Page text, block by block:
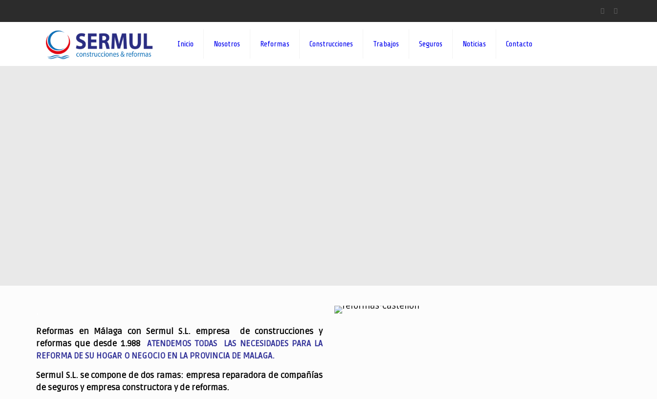
Inicio Nosotros Reformas Construcciones Trabajos Seguros Noticias Contacto
Reformas en Málaga con Sermul S.L. empresa de construcciones y
reformas que desde 1.988 ATENDEMOS TODAS LAS NECESIDADES PARA LA
REFORMA DE SU HOGAR O NEGOCIO EN LA PROVINCIA DE MALAGA.
Sermul S.L. se compone de dos ramas: empresa reparadora de compañías
de seguros y empresa constructora y de reformas.